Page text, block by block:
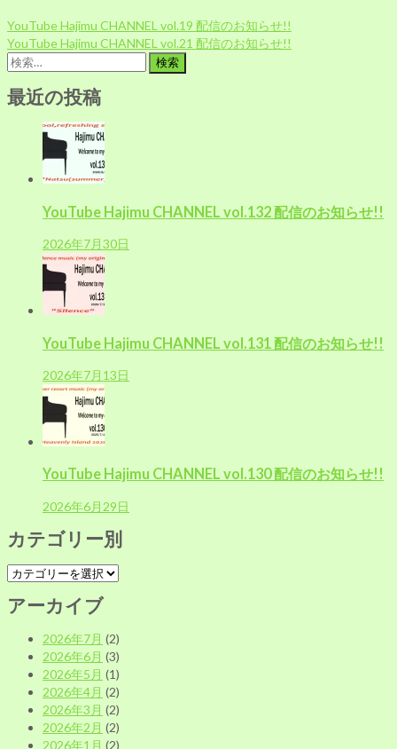
投
稿
ナ
ビ
ゲ
ー
YouTube Hajimu CHANNEL vol.19 配信のお知らせ!!
YouTube Hajimu CHANNEL vol.21 配信のお知らせ!!
検
最近の投稿
YouTube Hajimu CHANNEL vol.132 配信のお知らせ!!
2026年7月30日
YouTube Hajimu CHANNEL vol.131 配信のお知らせ!!
2026年7月13日
YouTube Hajimu CHANNEL vol.130 配信のお知らせ!!
2026年6月29日
カテゴリー別
カ
ゴ
アーカイブ
2026年7月 (2)
2026年6月 (3)
2026年5月 (1)
2026年4月 (2)
2026年3月 (2)
2026年2月 (2)
2026年1月 (2)